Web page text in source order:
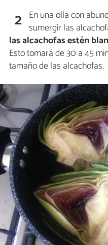
2 En una olla con
sumergir las
las alcachofas estén
Esto tomará de 30 a 45
tamaño de las alcachofas.